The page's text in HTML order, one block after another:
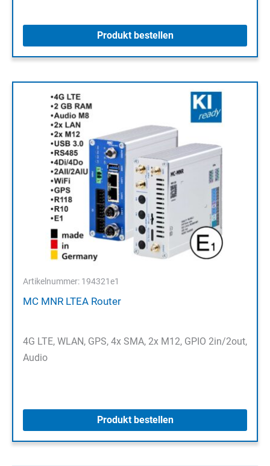
Produkt bestellen
Artikelnummer: 194321e1
MC MNR LTEA Router
4G LTE, WLAN, GPS, 4x SMA, 2x M12, GPIO 2in/2out,
Audio
Produkt bestellen